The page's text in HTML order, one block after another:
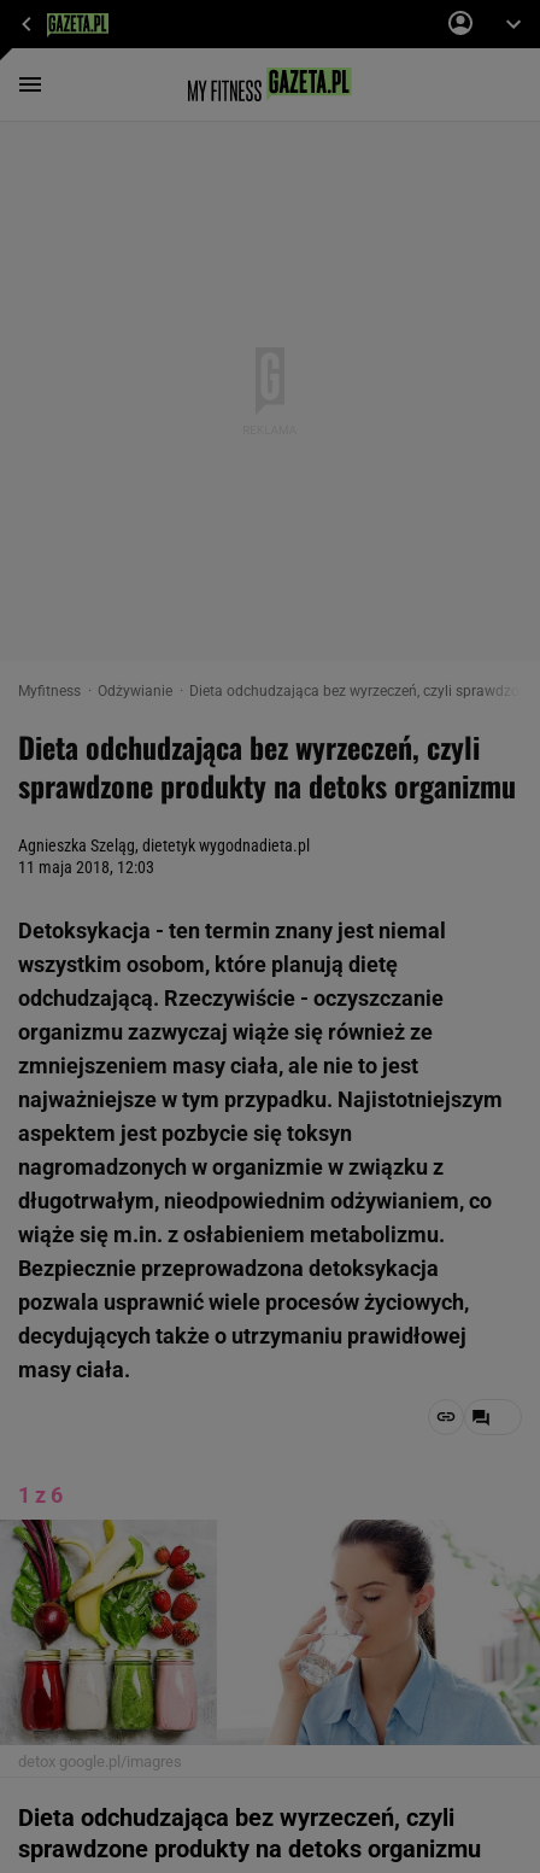
Myfitness Odżywianie Dieta odchudzająca bez wyrzeczeń, czyli
Dieta odchudzająca bez wyrzeczeń, czyli
sprawdzone produkty na detoks organizmu
Agnieszka Szeląg, dietetyk wygodnadieta.pl
11 maja 2018, 12:03
Detoksykacja - ten termin znany jest niemal
wszystkim osobom, które planują dietę
odchudzającą. Rzeczywiście - oczyszczanie
organizmu zazwyczaj wiąże się również ze
zmniejszeniem masy ciała, ale nie to jest
najważniejsze w tym przypadku. Najistotniejszym
aspektem jest pozbycie się toksyn
nagromadzonych w organizmie w związku z
długotrwałym, nieodpowiednim odżywianiem, co
wiąże się m.in. z osłabieniem metabolizmu.
Bezpiecznie przeprowadzona detoksykacja
pozwala usprawnić wiele procesów życiowych,
decydujących także o utrzymaniu prawidłowej
masy ciała.
1 z 6
detox google.pl/imagres
Dieta odchudzająca bez wyrzeczeń, czyli
sprawdzone produkty na detoks organizmu